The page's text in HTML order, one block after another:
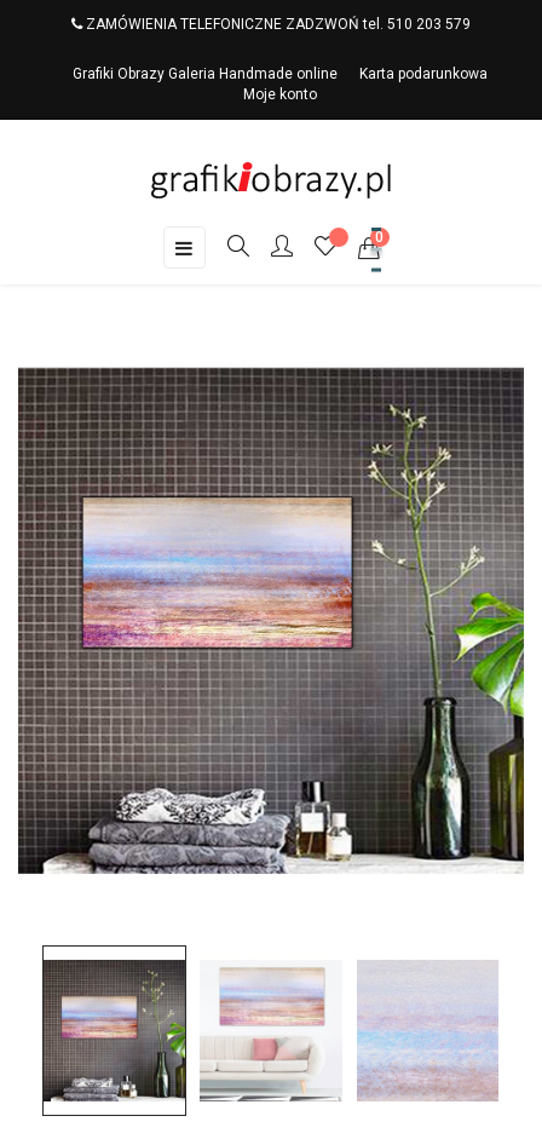
ZAMÓWIENIA TELEFONICZNE ZADZWOŃ tel. 510 203 579
Grafiki Obrazy Galeria Handmade online
Karta podarunkowa
Moje konto
Toggle
☰ 0